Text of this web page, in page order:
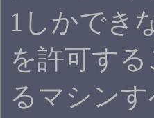
1しかでき
を許可す
るマシン